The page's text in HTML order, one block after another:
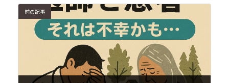
前の記事